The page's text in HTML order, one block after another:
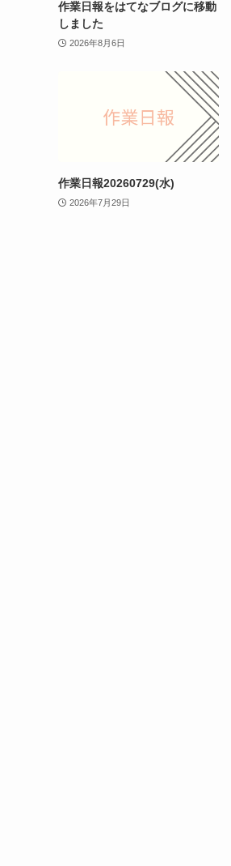
作業日報をはてなブログに移動
しました
2026年8月6日
作業日報20260729(水)
2026年7月29日